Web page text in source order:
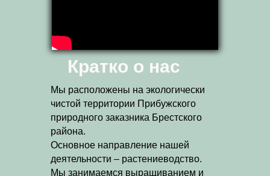
Кратко о нас
Мы расположены на экологически
чистой территории Прибужского
природного заказника Брестского
района.
Основное направление нашей
деятельности – растениеводство.
Мы занимаемся выращиванием и